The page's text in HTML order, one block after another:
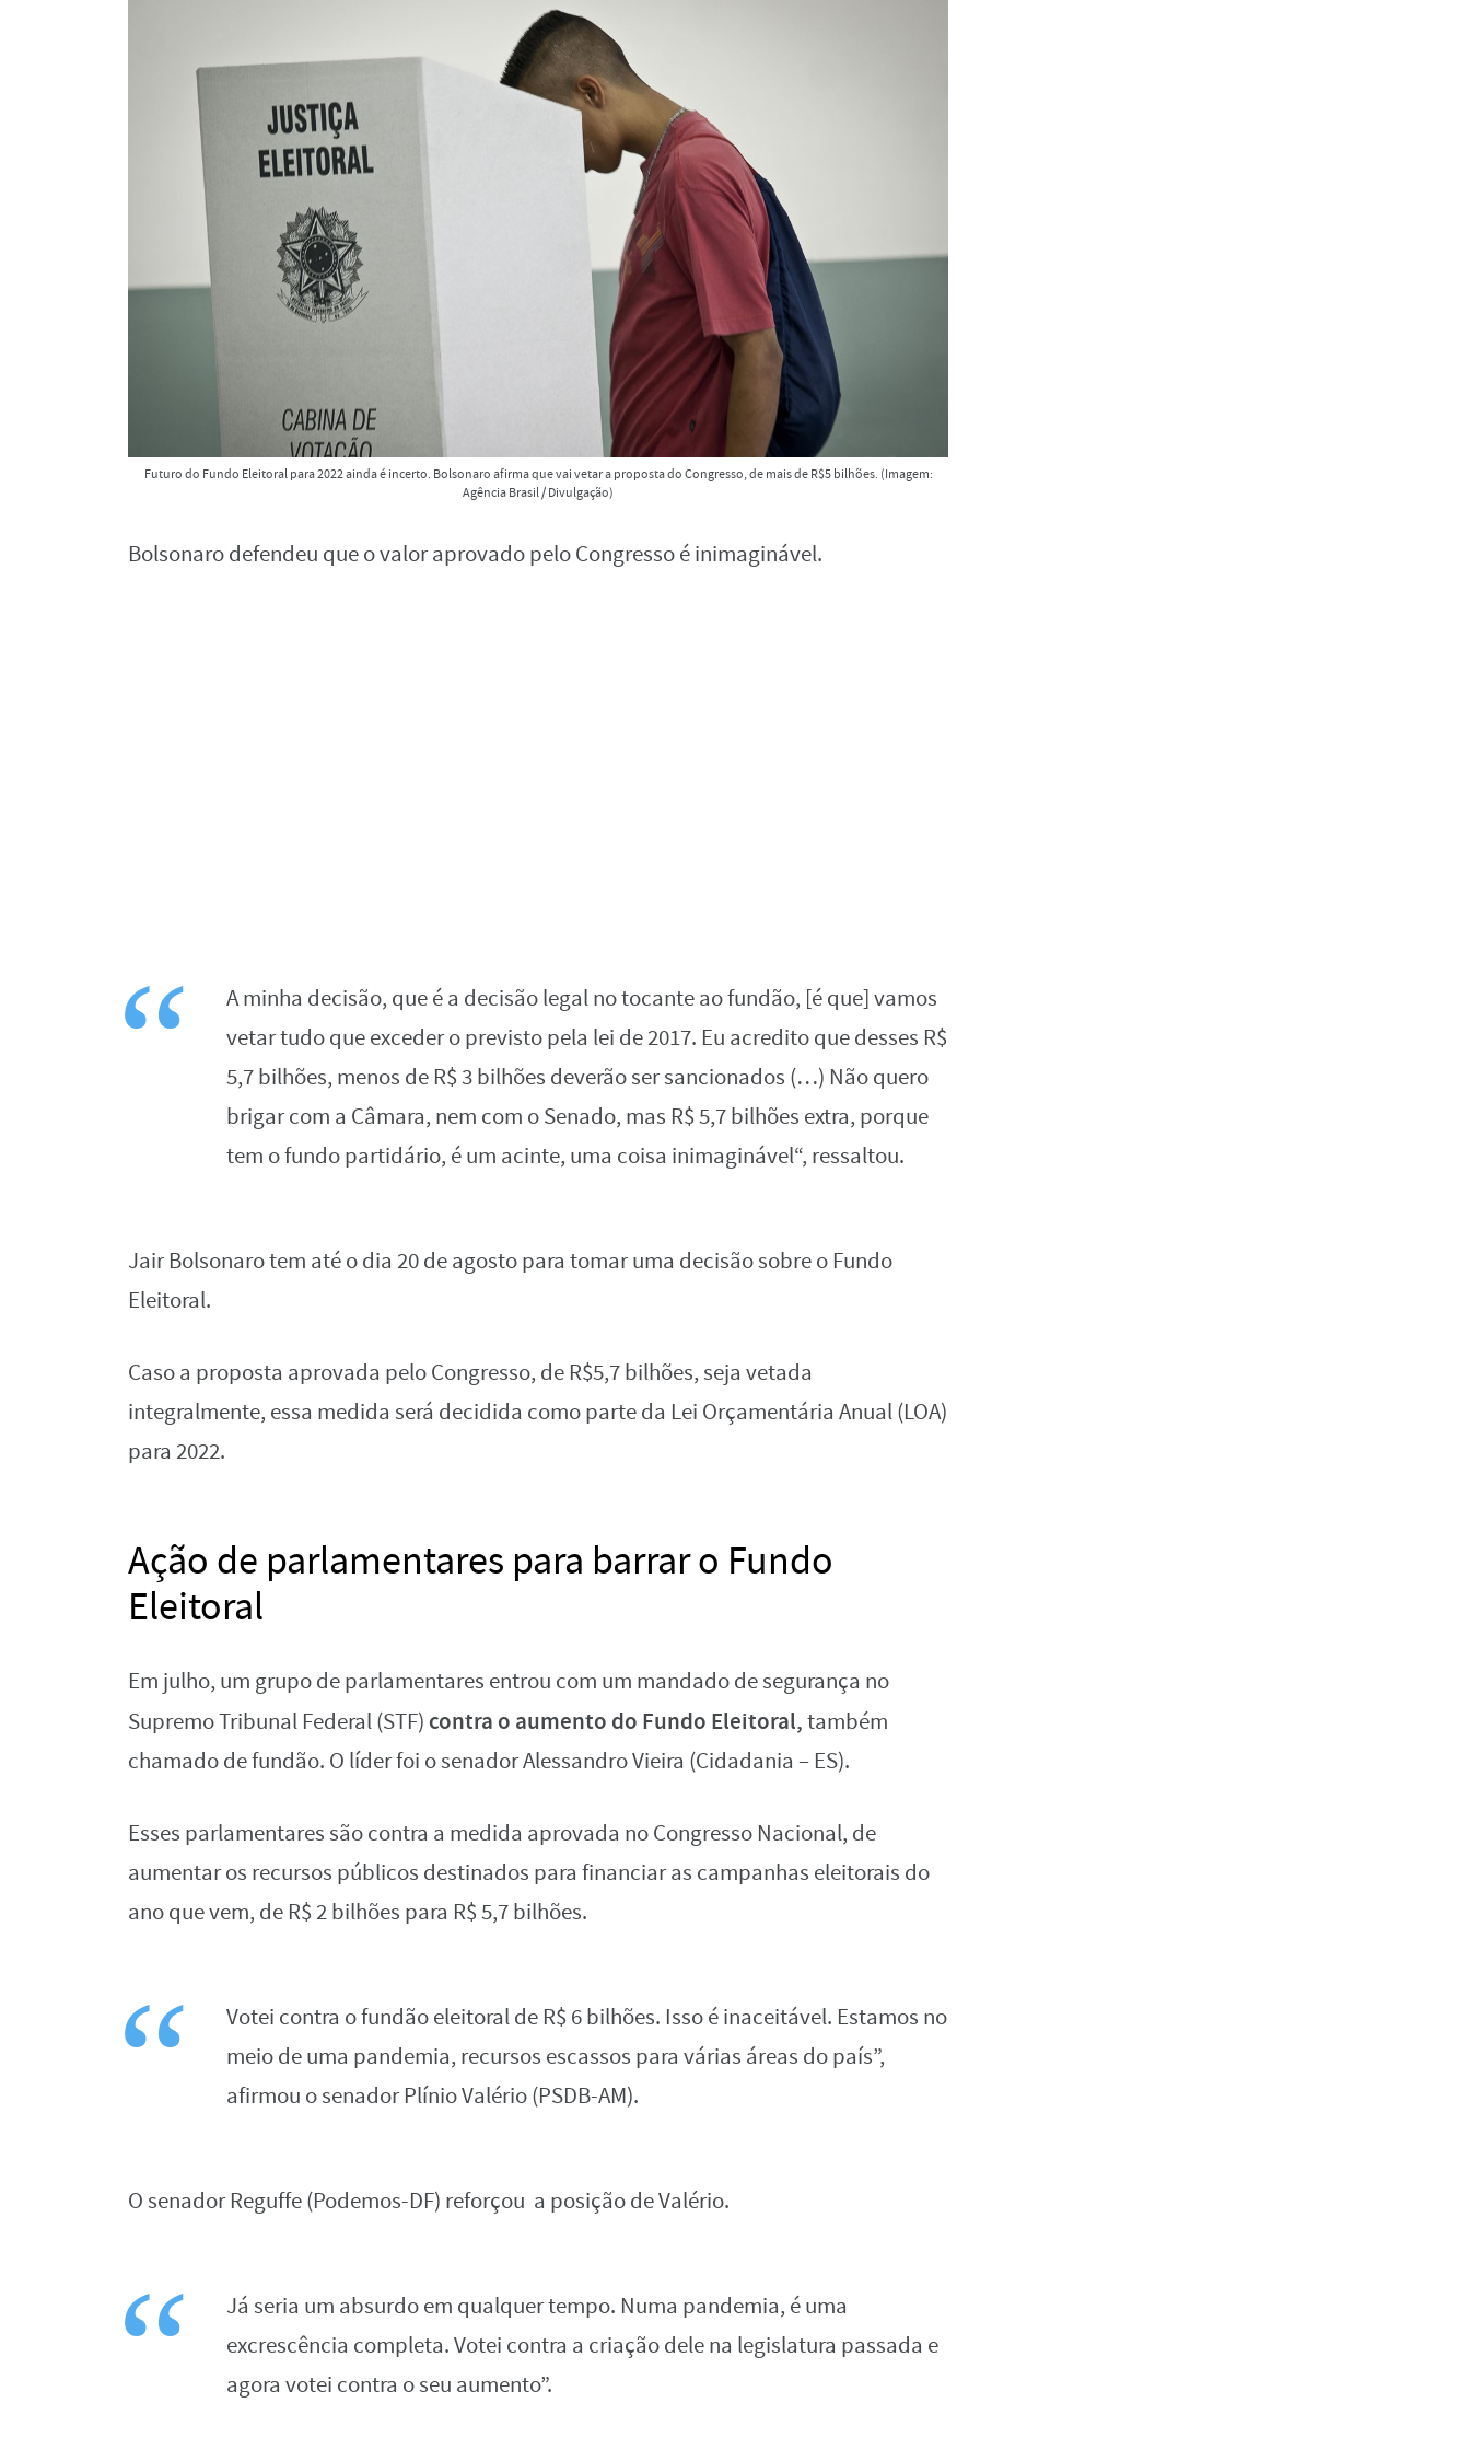
Futuro do Fundo Eleitoral para 2022 ainda é incerto. Bolsonaro afirma que vai vetar a proposta do Congresso, de mais de R$5 bilhões. (Imagem:
Agência Brasil / Divulgação)
Bolsonaro defendeu que o valor aprovado pelo Congresso é inimaginável.
A minha decisão, que é a decisão legal no tocante ao fundão, [é que] vamos
vetar tudo que exceder o previsto pela lei de 2017. Eu acredito que desses R$
5,7 bilhões, menos de R$ 3 bilhões deverão ser sancionados (…) Não quero
brigar com a Câmara, nem com o Senado, mas R$ 5,7 bilhões extra, porque
tem o fundo partidário, é um acinte, uma coisa inimaginável“, ressaltou.
Jair Bolsonaro tem até o dia 20 de agosto para tomar uma decisão sobre o Fundo
Eleitoral.
Caso a proposta aprovada pelo Congresso, de R$5,7 bilhões, seja vetada
integralmente, essa medida será decidida como parte da Lei Orçamentária Anual (LOA)
para 2022.
Ação de parlamentares para barrar o Fundo
Eleitoral
Em julho, um grupo de parlamentares entrou com um mandado de segurança no
Supremo Tribunal Federal (STF) contra o aumento do Fundo Eleitoral,também
chamado de fundão. O líder foi o senador Alessandro Vieira (Cidadania – ES).
Esses parlamentares são contra a medida aprovada no Congresso Nacional, de
aumentar os recursos públicos destinados para financiar as campanhas eleitorais do
ano que vem, de R$ 2 bilhões para R$ 5,7 bilhões.
Votei contra o fundão eleitoral de R$ 6 bilhões. Isso é inaceitável. Estamos no
meio de uma pandemia, recursos escassos para várias áreas do país”,
afirmou o senador Plínio Valério (PSDB-AM).
O senador Reguffe (Podemos-DF) reforçou a posição de Valério.
Já seria um absurdo em qualquer tempo. Numa pandemia, é uma
excrescência completa. Votei contra a criação dele na legislatura passada e
agora votei contra o seu aumento”.